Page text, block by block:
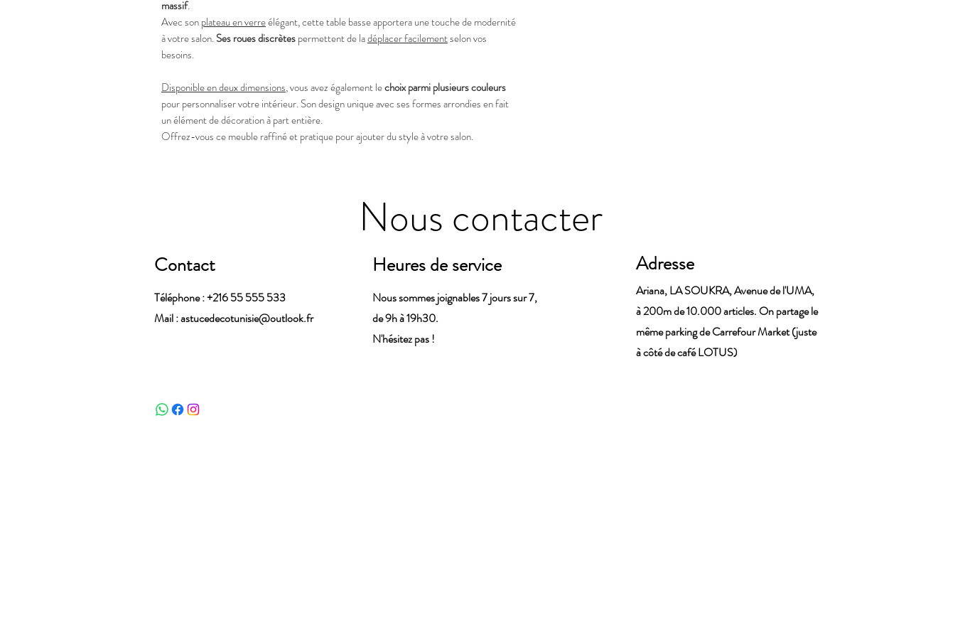
massif.
Avec sonplateau en verreélégant, cette table basse apportera une touche de modernité
à votre salon.Ses roues discrètespermettent de ladéplacer facilementselon vos
besoins.
Disponible en deux dimensions, vous avez également lechoix parmi plusieurs couleurs
pour personnaliser votre intérieur. Son design unique avec ses formes arrondies en fait
un élément de décoration à part entière.
Offrez-vous ce meuble raffiné et pratique pour ajouter du style à votre salon.
Nous contacter
Contact
Téléphone : +216 55 555 533
Mail :astucedecotunisie@outlook.fr
Heures de service
Nous sommes joignables 7 jours sur 7,
de 9h à 19h30.
N'hésitez pas !
Adresse
Ariana, LA SOUKRA, Avenue de l'UMA,
à 200m de 10.000 articles. On partage le
même parking de Carrefour Market (juste
à côté de café LOTUS)